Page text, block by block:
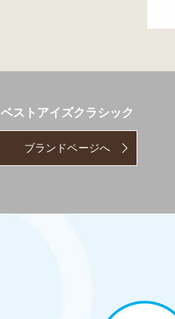
ベストアイズクラシック
ブランドページへ